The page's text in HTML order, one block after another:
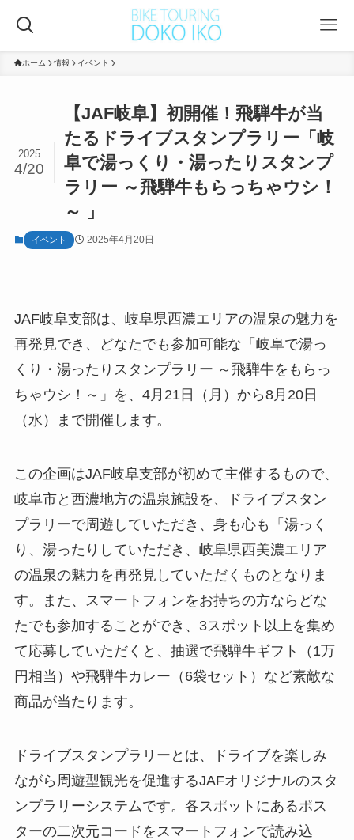
ホーム 情報 イベント
【JAF岐阜】初開催！飛騨牛が当
たるドライブスタンプラリー「岐
阜で湯っくり・湯ったりスタンプ
ラリー ～飛騨牛もらっちゃウシ！
～ 」
2025
4/20
イベント 2025年4月20日
JAF岐阜支部は、岐阜県西濃エリアの温泉の魅力を
再発見でき、どなたでも参加可能な「岐阜で湯っ
くり・湯ったりスタンプラリー ～飛騨牛をもらっ
ちゃウシ！～」を、4月21日（月）から8月20日
（水）まで開催します。
この企画はJAF岐阜支部が初めて主催するもので、
岐阜市と西濃地方の温泉施設を、ドライブスタン
プラリーで周遊していただき、身も心も「湯っく
り、湯ったりしていただき、岐阜県西美濃エリア
の温泉の魅力を再発見していただくものとなりま
す。また、スマートフォンをお持ちの方ならどな
たでも参加することができ、3スポット以上を集め
て応募していただくと、抽選で飛騨牛ギフト（1万
円相当）や飛騨牛カレー（6袋セット）など素敵な
商品が当たります。
ドライブスタンプラリーとは、ドライブを楽しみ
ながら周遊型観光を促進するJAFオリジナルのスタ
ンプラリーシステムです。各スポットにあるポス
ターの二次元コードをスマートフォンで読み込